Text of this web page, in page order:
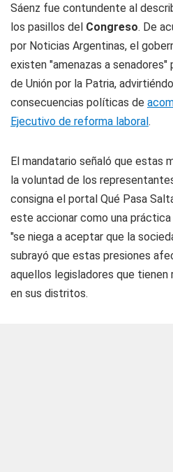
Sáenz fue contundente al
los pasillos del Congreso. De
por Noticias Argentinas, el
existen "amenazas a
de Unión por la Patria,
consecuencias políticas de
Ejecutivo de reforma laboral.
El mandatario señaló que estas
la voluntad de los
consigna el portal Qué Pasa
este accionar como una
"se niega a aceptar que la
subrayó que estas presiones
aquellos legisladores que
en sus distritos.